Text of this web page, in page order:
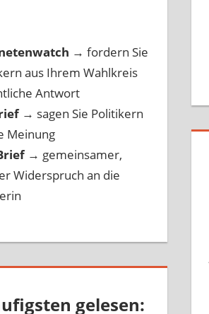
→ fordern Sie
aus Ihrem Wahlkreis
Antwort
→ sagen Sie Politikern
Meinung
→ gemeinsamer,
Widerspruch an die
gelesen: